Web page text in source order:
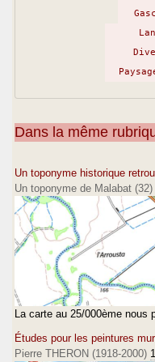
Dans la même
Un toponyme historique
Un toponyme de Malabat (32)
La carte au 25/000ème
Études pour les peintures
Pierre THERON (1918-2000)